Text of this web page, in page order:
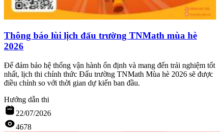
Thông báo lùi lịch đấu trường TNMath mùa hè
2026
Để đảm bảo hệ thống vận hành ổn định và mang đến trải nghiệm tốt
nhất, lịch thi chính thức Đấu trường TNMath Mùa hè 2026 sẽ được
điều chỉnh so với thời gian dự kiến ban đầu.
Hướng dẫn thi
22/07/2026
4678